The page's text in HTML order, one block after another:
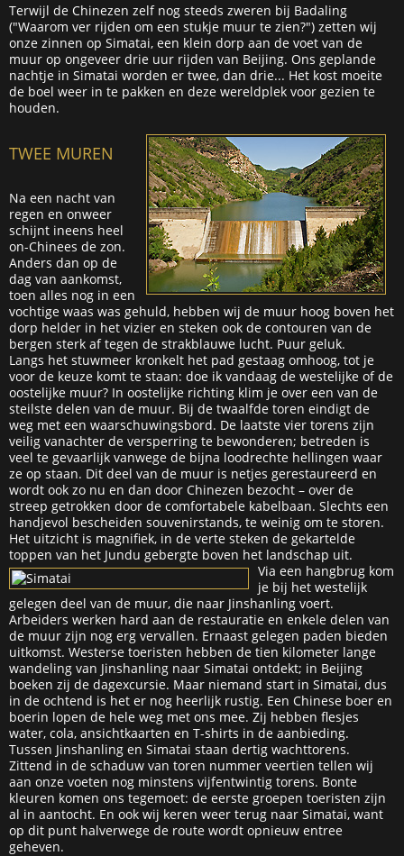
Terwijl de Chinezen zelf nog steeds zweren bij Badaling
("Waarom ver rijden om een stukje muur te zien?") zetten wij
onze zinnen op Simatai, een klein dorp aan de voet van de
muur op ongeveer drie uur rijden van Beijing. Ons geplande
nachtje in Simatai worden er twee, dan drie... Het kost moeite
de boel weer in te pakken en deze wereldplek voor gezien te
houden.
TWEE MUREN
Na een nacht van
regen en onweer
schijnt ineens heel
on-Chinees de zon.
Anders dan op de
dag van aankomst,
toen alles nog in een
vochtige waas was gehuld, hebben wij de muur hoog boven het
dorp helder in het vizier en steken ook de contouren van de
bergen sterk af tegen de strakblauwe lucht. Puur geluk.
Langs het stuwmeer kronkelt het pad gestaag omhoog, tot je
voor de keuze komt te staan: doe ik vandaag de westelijke of de
oostelijke muur? In oostelijke richting klim je over een van de
steilste delen van de muur. Bij de twaalfde toren eindigt de
weg met een waarschuwingsbord. De laatste vier torens zijn
veilig vanachter de versperring te bewonderen; betreden is
veel te gevaarlijk vanwege de bijna loodrechte hellingen waar
ze op staan. Dit deel van de muur is netjes gerestaureerd en
wordt ook zo nu en dan door Chinezen bezocht – over de
streep getrokken door de comfortabele kabelbaan. Slechts een
handjevol bescheiden souvenirstands, te weinig om te storen.
Het uitzicht is magnifiek, in de verte steken de gekartelde
toppen van het Jundu gebergte boven het landschap uit.
Via een hangbrug kom
je bij het westelijk
gelegen deel van de muur, die naar Jinshanling voert.
Arbeiders werken hard aan de restauratie en enkele delen van
de muur zijn nog erg vervallen. Ernaast gelegen paden bieden
uitkomst. Westerse toeristen hebben de tien kilometer lange
wandeling van Jinshanling naar Simatai ontdekt; in Beijing
boeken zij de dagexcursie. Maar niemand start in Simatai, dus
in de ochtend is het er nog heerlijk rustig. Een Chinese boer en
boerin lopen de hele weg met ons mee. Zij hebben flesjes
water, cola, ansichtkaarten en T-shirts in de aanbieding.
Tussen Jinshanling en Simatai staan dertig wachttorens.
Zittend in de schaduw van toren nummer veertien tellen wij
aan onze voeten nog minstens vijfentwintig torens. Bonte
kleuren komen ons tegemoet: de eerste groepen toeristen zijn
al in aantocht. En ook wij keren weer terug naar Simatai, want
op dit punt halverwege de route wordt opnieuw entree
geheven.